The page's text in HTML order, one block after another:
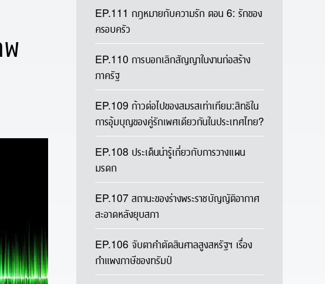
EP.111 กฎหมายกับความรัก ตอน 6: รักของ
ครอบครัว
EP.110 การบอกเลิกสัญญาในงานก่อสร้าง
ภาครัฐ
EP.109 ก้าวต่อไปของสมรสเท่าเทียม:สิทธิใน
การอุ้มบุญของคู่รักเพศเดียวกันในประเทศไทย?
EP.108 ประเด็นน่ารู้เกี่ยวกับการวางแผน
มรดก
EP.107 สถานะของร่างพระราชบัญญัติอากาศ
สะอาดหลังยุบสภา
EP.106 จับตาคำตัดสินศาลสูงสหรัฐฯ เรื่อง
กำแพงภาษีของทรัมป์